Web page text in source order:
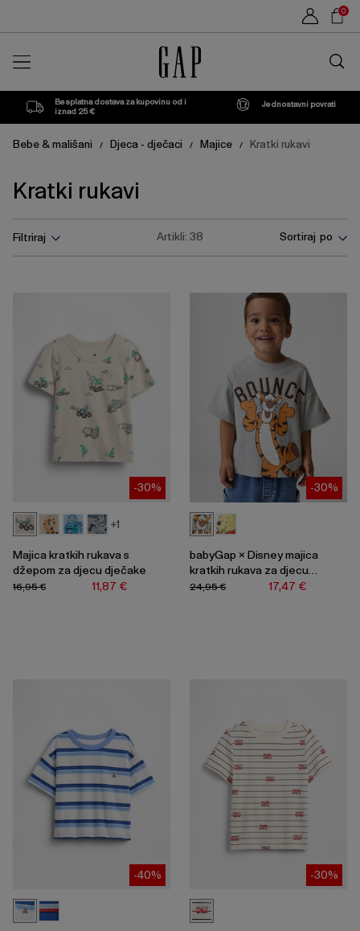
0
trgovini
Besplatna dostava za kupovinu od i
iznad 25 €
Jednostavni povrati
Bebe & mališani / Djeca - dječaci / Majice / Kratki rukavi
Kratki rukavi
tipku
Enter
izbornika.
Filtriraj Artikli: 38 Sortiraj po
-30%
+1
Majica kratkih rukava s
džepom za djecu dječake
11,87 €
16,95 €
-30%
babyGap × Disney majica
kratkih rukava za djecu
dječake
17,47 €
24,95 €
-40% -30%